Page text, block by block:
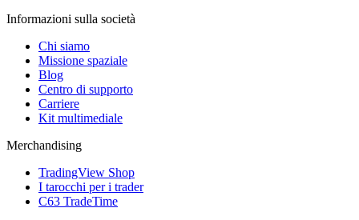
Informazioni sulla società
Chi siamo
Missione spaziale
Blog
Centro di supporto
Carriere
Kit multimediale
Merchandising
TradingView Shop
I tarocchi per i trader
C63 TradeTime